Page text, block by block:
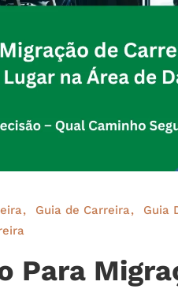
Guia de Carreira
Guia
Para